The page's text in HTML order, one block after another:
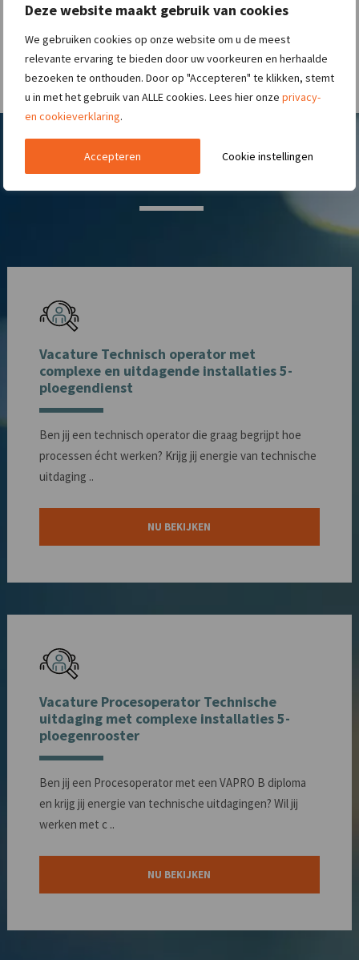
Deze website maakt gebruik van cookies
We gebruiken cookies op onze website om u de meest
relevante ervaring te bieden door uw voorkeuren en herhaalde
bezoeken te onthouden. Door op "Accepteren" te klikken, stemt
u in met het gebruik van ALLE cookies. Lees hier onze privacy-
en cookieverklaring.
Cookie instellingen
Accepteren
Nieuwste technische vacatures
Vacature Technisch operator met
complexe en uitdagende installaties 5-
ploegendienst
Ben jij een technisch operator die graag begrijpt hoe
processen écht werken? Krijg jij energie van technische
uitdaging ..
NU BEKIJKEN
Vacature Procesoperator Technische
uitdaging met complexe installaties 5-
ploegenrooster
Ben jij een Procesoperator met een VAPRO B diploma
en krijg jij energie van technische uitdagingen? Wil jij
werken met c ..
NU BEKIJKEN